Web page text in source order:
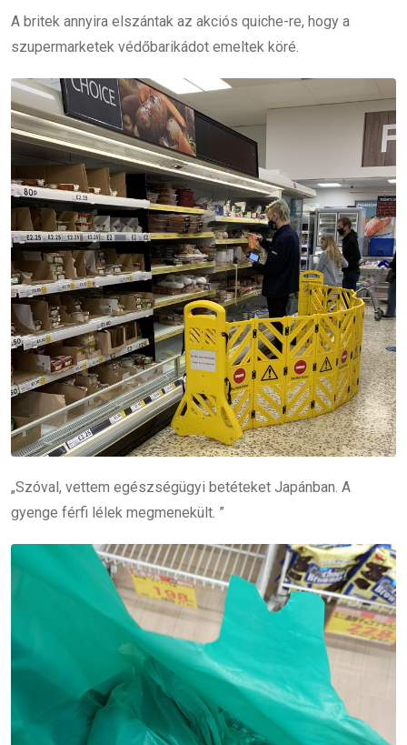
A britek annyira elszántak az akciós quiche-re, hogy a
szupermarketek védőbarikádot emeltek köré.
„Szóval, vettem egészségügyi betéteket Japánban. A
gyenge férfi lélek megmenekült. ”